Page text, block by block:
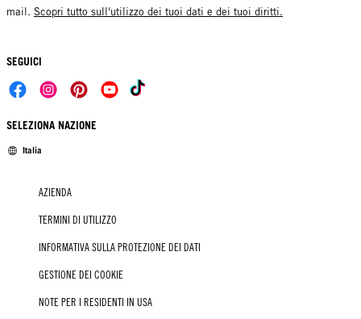
mail. Scopri tutto sull'utilizzo dei tuoi dati e dei tuoi diritti.
SEGUICI
SELEZIONA NAZIONE
Italia
AZIENDA
TERMINI DI UTILIZZO
INFORMATIVA SULLA PROTEZIONE DEI DATI
GESTIONE DEI COOKIE
NOTE PER I RESIDENTI IN USA